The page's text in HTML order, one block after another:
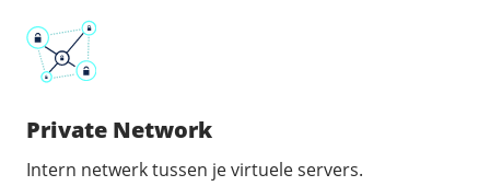
Private Network
Intern netwerk tussen je virtuele servers.